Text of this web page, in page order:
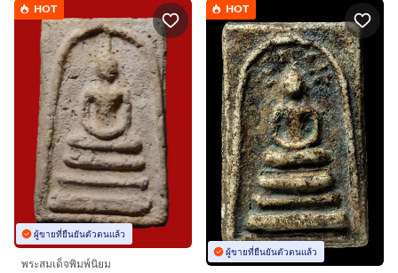
HOT
ผู้ขายที่ยืนยันตัวตนแล้ว
พระสมเด็จพิมพ์นิยม
HOT
ผู้ขายที่ยืนยันตัวตนแล้ว